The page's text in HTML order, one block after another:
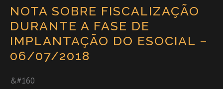
NOTA SOBRE FISCALIZAÇÃO
DURANTE A FASE DE
IMPLANTAÇÃO DO ESOCIAL –
06/07/2018
&#160